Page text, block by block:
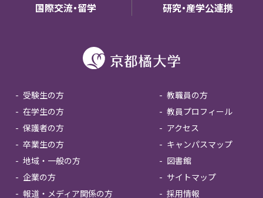
国際交流・留学 研究・産学公連携
受験生の方
在学生の方
保護者の方
卒業生の方
地域・一般の方
企業の方
報道・メディア関係の方
教職員の方
教員プロフィール
アクセス
キャンパスマップ
図書館
サイトマップ
採用情報